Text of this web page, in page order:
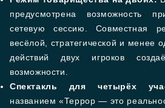
предусмотрена возможность
сетевую сессию. Совместная
весёлой, стратегической и менее
действий двух игроков
возможности.
Спектакль для четырёх
названием «Террор — это